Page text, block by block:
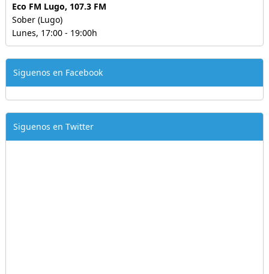
Eco FM Lugo, 107.3 FM
Sober (Lugo)
Lunes, 17:00 - 19:00h
Siguenos en Facebook
Siguenos en Twitter